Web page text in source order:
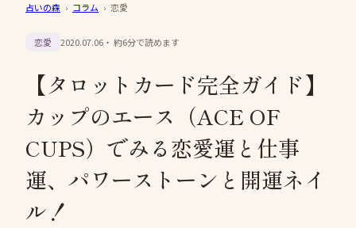
占いの森 › コラム › 恋愛
恋愛 2020.07.06 ・ 約6分で読めます
【タロットカード完全ガイド】
カップのエース（ACE OF
CUPS）でみる恋愛運と仕事
運、パワーストーンと開運ネイ
ル！